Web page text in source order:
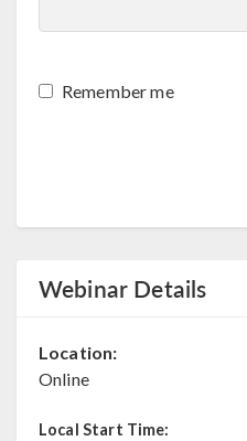
Remember me
Webinar Details
Location:
Online
Local Start Time: